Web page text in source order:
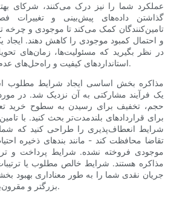
عملکرد شما را نیز درک می‌کنند، شرکای
گذاشتن داده‌های پیش‌بینی و تغییرات
تامین‌کنندگان کمک می‌کند تا موجودی و چرخه
و احتمال کمبود موجودی را کاهش دهند.
در نظر بگیرید که مسئولیت‌ها، زمان‌های
استانداردهای کیفیت و راه‌حل‌های عدم انطباق را مشخص کند.
مذاکره بخش اساسی ایجاد شرایط مطلوب
یک فرآیند مشارکتی به آن نزدیک شد. در
حجم، تخفیف برای رسیدن به سطوح خرید
برای قراردادهای بلندمدت‌تر بحث کنید. با
شرایط انعطاف‌پذیری را طراحی کنید که شما
تقاضا محافظت کند - مانند بندهای ذخیره
موجودی فروخته نشده. شرایط پرداخت و
مذاکره هستند. شرایط خالص مطلوب یا
جریان نقدی شما را به طور معناداری بهبود
بزرگتر و مقرون‌به‌صرفه‌تر را فراهم کند.